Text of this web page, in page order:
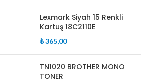
Lexmark Siyah 15 Renkli
Kartuş 18C2110E
₺365,00
TN1020 BROTHER MONO
TONER